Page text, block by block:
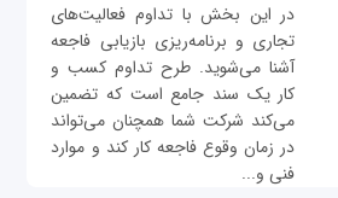
در این بخش با تداوم فعالیت‌های
تجاری و برنامه‌ریزی بازیابی فاجعه
آشنا می‌شوید. طرح تداوم کسب و
کار یک سند جامع است که تضمین
می‌کند شرکت شما همچنان می‌تواند
در زمان وقوع فاجعه کار کند و موارد
فنی و...